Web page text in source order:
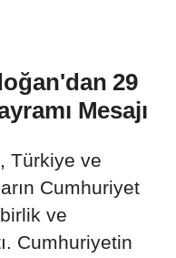
29
Mesajı
Türkiye ve
Cumhuriyet
ve
Cumhuriyetin